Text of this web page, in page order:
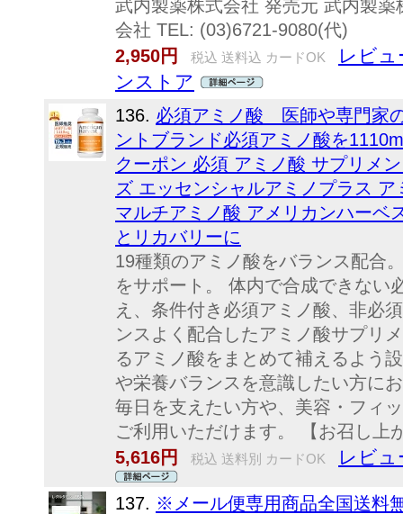
武内製薬株式会社 発売元 武内製
会社 TEL: (03)6721-9080(代)
2,950円
税込 送料込 カードOK
レビュ
ンストア
136. 必須アミノ酸 医師や専門家
ントブランド必須アミノ酸を
クーポン 必須 アミノ酸 サプリメ
ズ エッセンシャルアミノプラス
マルチアミノ酸 アメリカンハーベ
とリカバリーに
19種類のアミノ酸をバランス配合
をサポート。 体内で合成できない
え、条件付き必須アミノ酸、非必
ンスよく配合したアミノ酸サプリ
るアミノ酸をまとめて補えるよう
や栄養バランスを意識したい方に
毎日を支えたい方や、美容・フィ
ご利用いただけます。 【お召し上
5,616円
税込 送料別 カードOK レビュ
137. ※メール便専用商品全国送料